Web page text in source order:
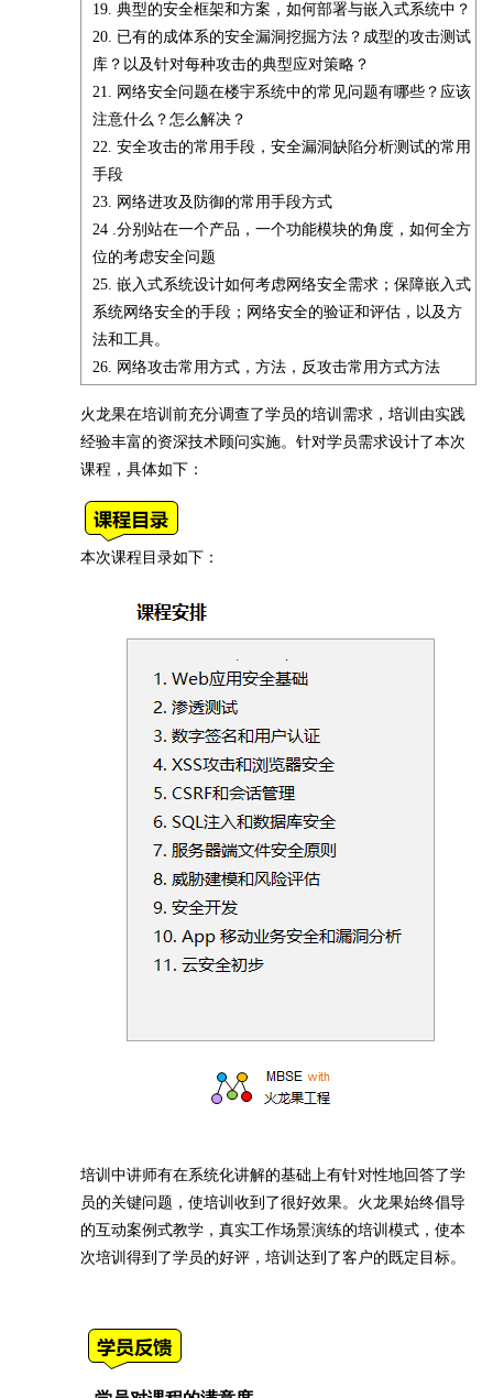
19. 典型的安全框架和方案，如何部署与嵌入式系统中？
20. 已有的成体系的安全漏洞挖掘方法？成型的攻击测试
库？以及针对每种攻击的典型应对策略？
21. 网络安全问题在楼宇系统中的常见问题有哪些？应该
注意什么？怎么解决？
22. 安全攻击的常用手段，安全漏洞缺陷分析测试的常用
手段
23. 网络进攻及防御的常用手段方式
24 .分别站在一个产品，一个功能模块的角度，如何全方
位的考虑安全问题
25. 嵌入式系统设计如何考虑网络安全需求；保障嵌入式
系统网络安全的手段；网络安全的验证和评估，以及方
法和工具。
26. 网络攻击常用方式，方法，反攻击常用方式方法
火龙果在培训前充分调查了学员的培训需求，培训由实践
经验丰富的资深技术顾问实施。针对学员需求设计了本次
课程，具体如下：
本次课程目录如下：
培训中讲师有在系统化讲解的基础上有针对性地回答了学
员的关键问题，使培训收到了很好效果。火龙果始终倡导
的互动案例式教学，真实工作场景演练的培训模式，使本
次培训得到了学员的好评，培训达到了客户的既定目标。